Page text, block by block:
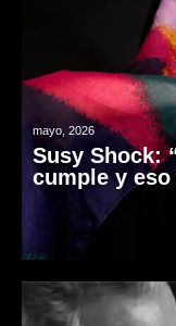
mayo, 2026
Susy Shock:
cumple y